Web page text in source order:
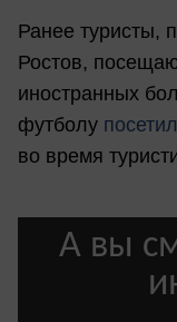
Ранее туристы,
Ростов,
иностранных
футболу
во время